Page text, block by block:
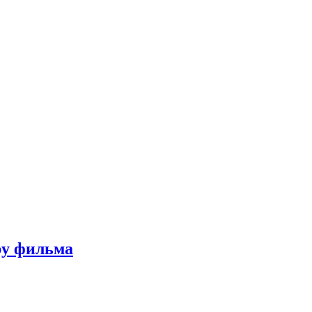
фильма